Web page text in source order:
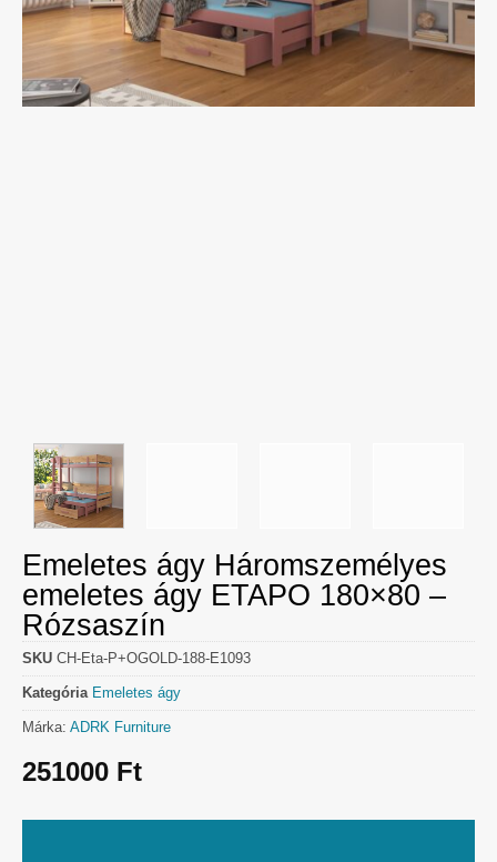
Emeletes ágy Háromszemélyes
emeletes ágy ETAPO 180×80 –
Rózsaszín
SKU CH-Eta-P+OGOLD-188-E1093
Kategória Emeletes ágy
Márka: ADRK Furniture
251000 Ft